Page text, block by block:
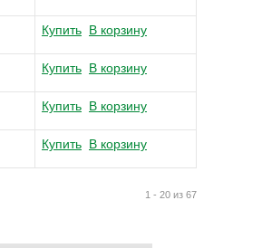
Купить В корзину
Купить В корзину
Купить В корзину
Купить В корзину
1 - 20 из 67